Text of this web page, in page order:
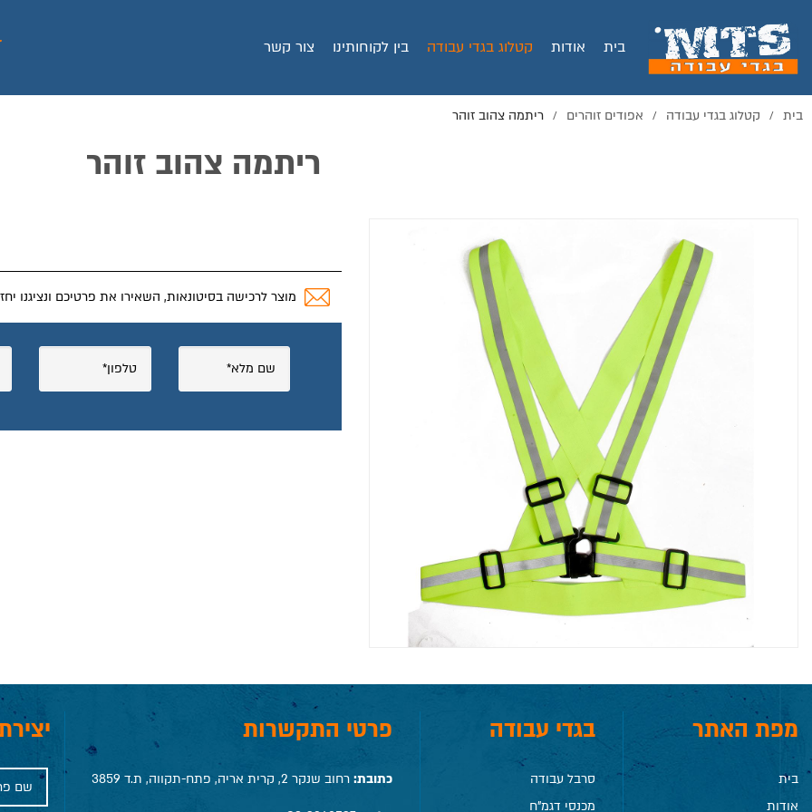
בית אודות קטלוג בגדי עבודה בין לקוחותינו צור קשר
בית / קטלוג בגדי עבודה / אפודים זוהרים / ריתמה צהוב זוהר
ריתמה צהוב זוהר
מוצר לרכישה בסיטונאות, השאירו את פרטיכם ונציגנו
מפת האתר
בית
אודות
בגדי עבודה
סרבל עבודה
מכנסי דגמ"ח
פרטי התקשרות
כתובת: רחוב שנקר 2, קרית אריה, פתח-תקווה, ת.ד 3859